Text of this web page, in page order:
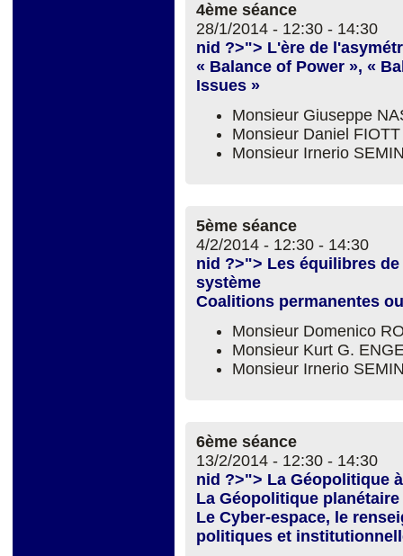
4ème séance
28/1/2014 - 12:30 - 14:30
nid ?>"> L'ère de
« Balance of Power », «
Issues »
Monsieur Giuseppe
Monsieur Daniel FIOTT
Monsieur Irnerio
5ème séance
4/2/2014 - 12:30 - 14:30
nid ?>"> Les équilibres
système
Coalitions permanentes
Monsieur Domenico
Monsieur Kurt G.
Monsieur Irnerio
6ème séance
13/2/2014 - 12:30 - 14:30
nid ?>"> La Géopolitique
La Géopolitique
Le Cyber-espace, le
politiques et